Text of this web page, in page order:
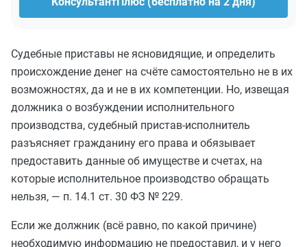
Судебные приставы не ясновидящие, и определить
происхождение денег на счёте самостоятельно не в их
возможностях, да и не в их компетенции. Но, извещая
должника о возбуждении исполнительного
производства, судебный пристав-исполнитель
разъясняет гражданину его права и обязывает
предоставить данные об имуществе и счетах, на
которые исполнительное производство обращать
нельзя, — п. 14.1 ст. 30 ФЗ № 229.
Если же должник (всё равно, по какой причине)
необходимую информацию не предоставил, и у него